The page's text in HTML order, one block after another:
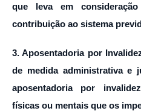
que leva em
contribuição ao sistema
3. Aposentadoria por
de medida administrativa e
aposentadoria por
físicas ou mentais que os